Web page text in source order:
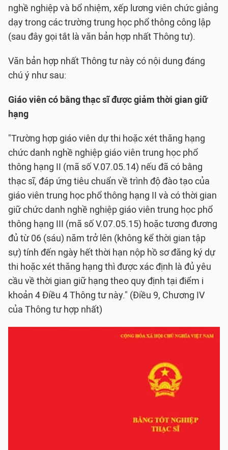
nghề nghiệp và bổ nhiệm, xếp lương viên chức giảng
dạy trong các trường trung học phổ thông công lập
(sau đây gọi tắt là văn bản hợp nhất Thông tư).
Văn bản hợp nhất Thông tư này có nội dung đáng
chú ý như sau:
Giáo viên có bằng thạc sĩ được giảm thời gian giữ
hạng
"Trường hợp giáo viên dự thi hoặc xét thăng hạng
chức danh nghề nghiệp giáo viên trung học phổ
thông hạng II (mã số V.07.05.14) nếu đã có bằng
thạc sĩ, đáp ứng tiêu chuẩn về trình độ đào tạo của
giáo viên trung học phổ thông hạng II và có thời gian
giữ chức danh nghề nghiệp giáo viên trung học phổ
thông hạng III (mã số V.07.05.15) hoặc tương đương
đủ từ 06 (sáu) năm trở lên (không kể thời gian tập
sự) tính đến ngày hết thời hạn nộp hồ sơ đăng ký dự
thi hoặc xét thăng hạng thì được xác định là đủ yêu
cầu về thời gian giữ hạng theo quy định tại điểm i
khoản 4 Điều 4 Thông tư này." (Điều 9, Chương IV
của Thông tư hợp nhất)